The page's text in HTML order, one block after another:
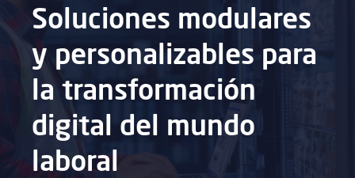
Soluciones modulares
y personalizables para
la transformación
digital del mundo
laboral